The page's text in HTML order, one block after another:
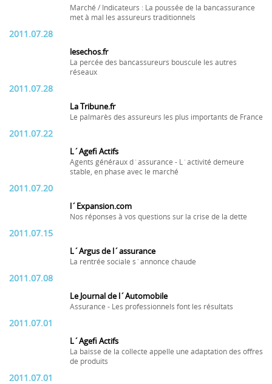
Marché / Indicateurs : La poussée de la bancassurance
met à mal les assureurs traditionnels
2011.07.28
lesechos.fr
La percée des bancassureurs bouscule les autres
réseaux
2011.07.28
La Tribune.fr
Le palmarès des assureurs les plus importants de France
2011.07.22
L´Agefi Actifs
Agents généraux d´assurance - L´activité demeure
stable, en phase avec le marché
2011.07.20
l´Expansion.com
Nos réponses à vos questions sur la crise de la dette
2011.07.15
L´Argus de l´assurance
La rentrée sociale s´annonce chaude
2011.07.08
Le Journal de l´Automobile
Assurance - Les professionnels font les résultats
2011.07.01
L´Agefi Actifs
La baisse de la collecte appelle une adaptation des offres
de produits
2011.07.01